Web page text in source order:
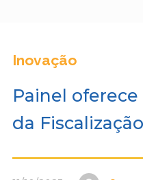
Inovação
Painel
da Fiscalização